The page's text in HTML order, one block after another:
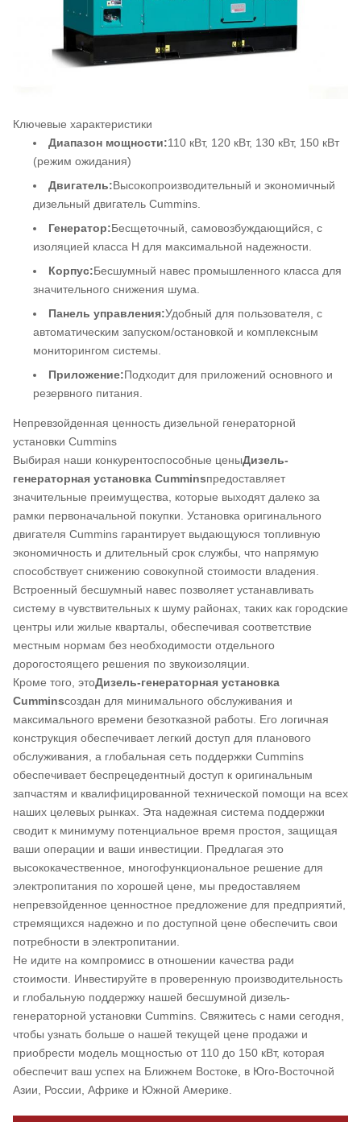
Ключевые характеристики
Диапазон мощности:110 кВт, 120 кВт, 130 кВт, 150 кВт
(режим ожидания)
Двигатель:Высокопроизводительный и экономичный
дизельный двигатель Cummins.
Генератор:Бесщеточный, самовозбуждающийся, с
изоляцией класса H для максимальной надежности.
Корпус:Бесшумный навес промышленного класса для
значительного снижения шума.
Панель управления:Удобный для пользователя, с
автоматическим запуском/остановкой и комплексным
мониторингом системы.
Приложение:Подходит для приложений основного и
резервного питания.
Непревзойденная ценность дизельной генераторной
установки Cummins
Выбирая наши конкурентоспособные ценыДизель-
генераторная установка Cumminsпредоставляет
значительные преимущества, которые выходят далеко за
рамки первоначальной покупки. Установка оригинального
двигателя Cummins гарантирует выдающуюся топливную
экономичность и длительный срок службы, что напрямую
способствует снижению совокупной стоимости владения.
Встроенный бесшумный навес позволяет устанавливать
систему в чувствительных к шуму районах, таких как городские
центры или жилые кварталы, обеспечивая соответствие
местным нормам без необходимости отдельного
дорогостоящего решения по звукоизоляции.
Кроме того, этоДизель-генераторная установка
Cumminsсоздан для минимального обслуживания и
максимального времени безотказной работы. Его логичная
конструкция обеспечивает легкий доступ для планового
обслуживания, а глобальная сеть поддержки Cummins
обеспечивает беспрецедентный доступ к оригинальным
запчастям и квалифицированной технической помощи на всех
наших целевых рынках. Эта надежная система поддержки
сводит к минимуму потенциальное время простоя, защищая
ваши операции и ваши инвестиции. Предлагая это
высококачественное, многофункциональное решение для
электропитания по хорошей цене, мы предоставляем
непревзойденное ценностное предложение для предприятий,
стремящихся надежно и по доступной цене обеспечить свои
потребности в электропитании.
Не идите на компромисс в отношении качества ради
стоимости. Инвестируйте в проверенную производительность
и глобальную поддержку нашей бесшумной дизель-
генераторной установки Cummins. Свяжитесь с нами сегодня,
чтобы узнать больше о нашей текущей цене продажи и
приобрести модель мощностью от 110 до 150 кВт, которая
обеспечит ваш успех на Ближнем Востоке, в Юго-Восточной
Азии, России, Африке и Южной Америке.